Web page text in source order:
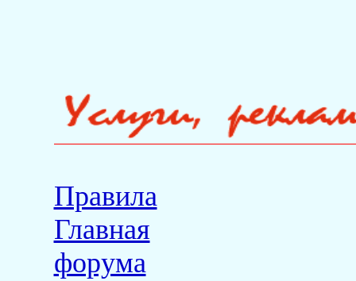
Правила
Главная
форума